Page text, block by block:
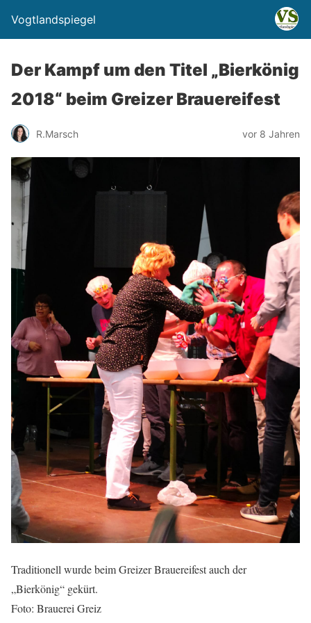
Vogtlandspiegel
Der Kampf um den Titel „Bierkönig
2018“ beim Greizer Brauereifest
R.Marsch vor 8 Jahren
Traditionell wurde beim Greizer Brauereifest auch der
„Bierkönig“ gekürt.
Foto: Brauerei Greiz